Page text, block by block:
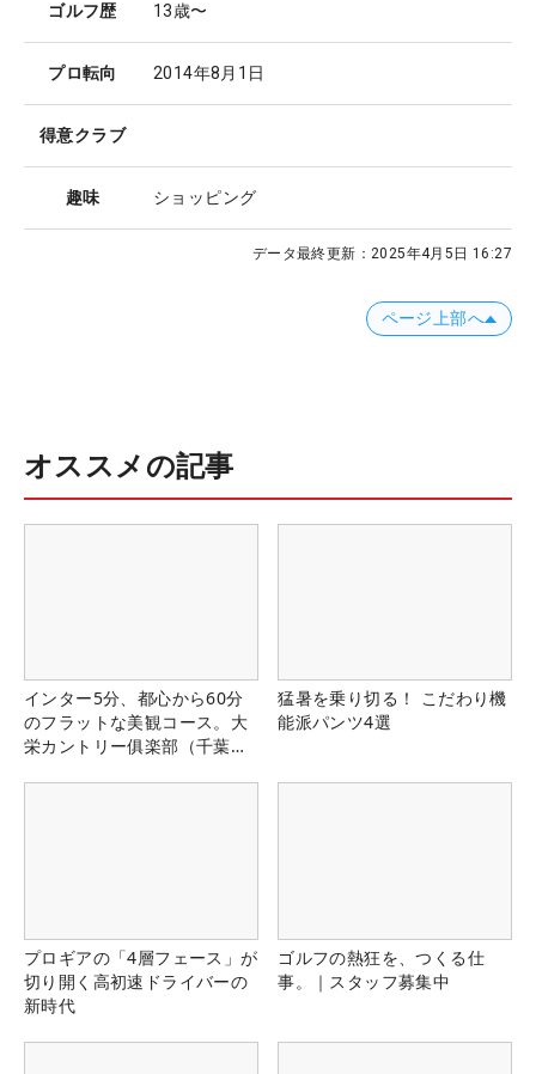
ゴルフ歴 13歳〜
プロ転向 2014年8月1日
得意クラブ
趣味 ショッピング
データ最終更新： 2025年4月5日 16:27
ページ上部へ
オススメの記事
インター5分、都心から60分
のフラットな美観コース。大
栄カントリー俱楽部（千葉
猛暑を乗り切る！ こだわり機
能派パンツ4選
プロギアの「4層フェース」が
切り開く高初速ドライバーの
新時代
ゴルフの熱狂を、つくる仕
事。｜スタッフ募集中